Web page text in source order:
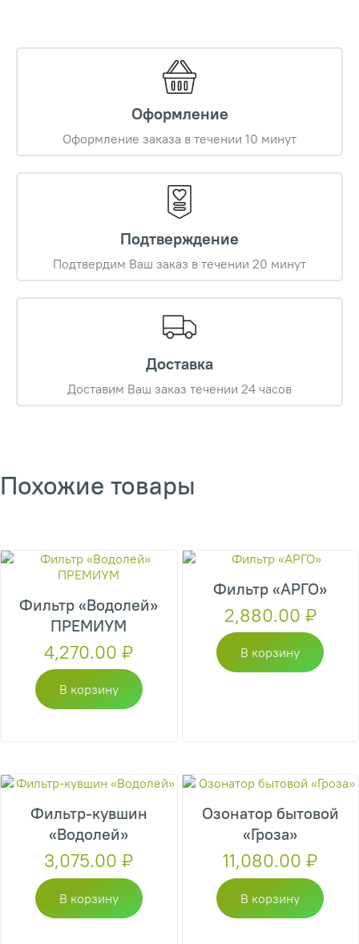
Оформление
Оформление заказа в течении 10 минут
Подтверждение
Подтвердим Ваш заказ в течении 20 минут
Доставка
Доставим Ваш заказ течении 24 часов
Похожие товары
Фильтр «Водолей»
ПРЕМИУМ
4,270.00₽
В корзину
Фильтр «АРГО»
2,880.00 ₽
В корзину
Фильтр-кувшин
«Водолей»
3,075.00₽
В корзину
Озонатор бытовой
«Гроза»
11,080.00₽
В корзину